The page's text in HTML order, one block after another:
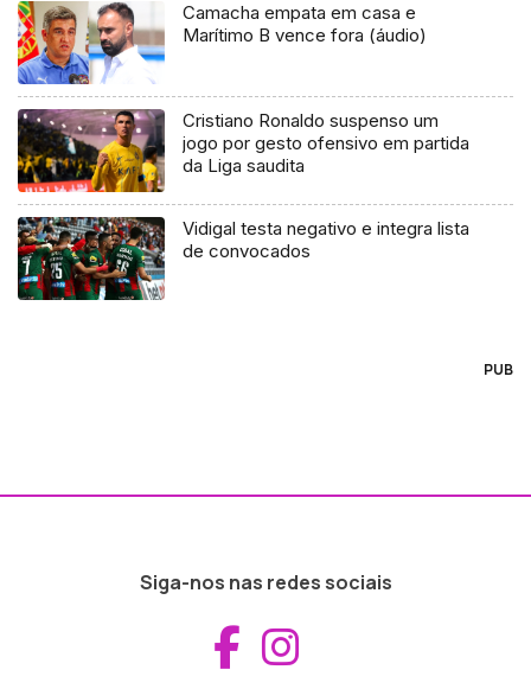
Camacha empata em casa e
Marítimo B vence fora (áudio)
Cristiano Ronaldo suspenso um
jogo por gesto ofensivo em partida
da Liga saudita
Vidigal testa negativo e integra lista
de convocados
PUB
Siga-nos nas redes sociais
Aceder ao